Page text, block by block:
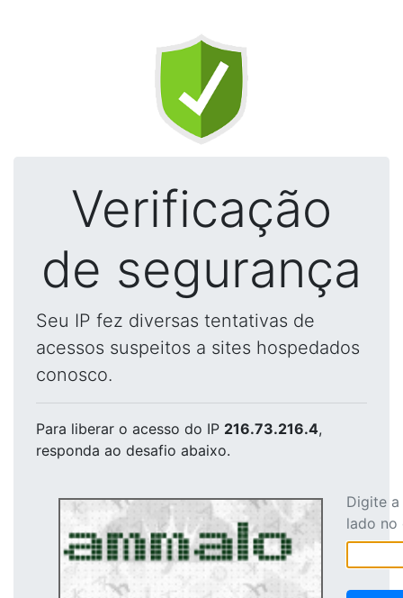
Verificação
de segurança
Seu IP fez diversas tentativas de
acessos suspeitos a sites hospedados
conosco.
Para liberar o acesso do IP 216.73.216.4,
responda ao desafio abaixo.
Digite
lado no